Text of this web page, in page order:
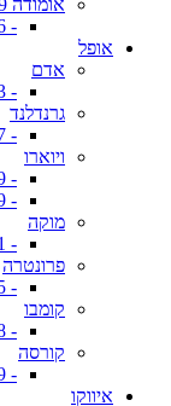
אומודה 9
- 2026+
אופל
אדם
- 2013+
גרנדלנד
- 2017+
ויוארו
- 2014-2019
- 2019+
מוקה
- 2021+
פרונטרה
- 2025+
קומבו
- 2018+
קורסה
- 2019+
איווקו